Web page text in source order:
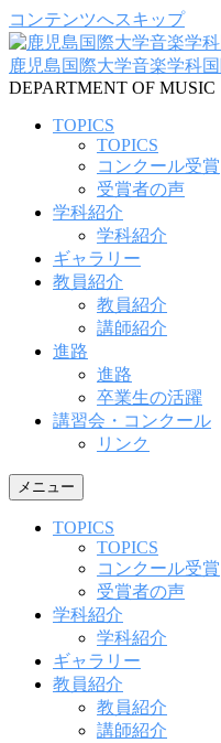
コンテンツへスキップ
鹿児島国際大学音楽学科
DEPARTMENT OF MUSIC
TOPICS
TOPICS
コンクール受賞
受賞者の声
学科紹介
学科紹介
ギャラリー
教員紹介
教員紹介
講師紹介
進路
進路
卒業生の活躍
講習会・コンクール
リンク
メニュー
TOPICS
TOPICS
コンクール受賞
受賞者の声
学科紹介
学科紹介
ギャラリー
教員紹介
教員紹介
講師紹介